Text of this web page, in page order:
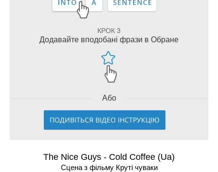
КРОК 3
Додавайте вподобані фрази в Обране
Або
ПОДИВІТЬСЯ ВІДЕО ІНСТРУКЦІЮ
The Nice Guys - Cold Coffee (Ua)
Сцена з фільму Крутi чуваки